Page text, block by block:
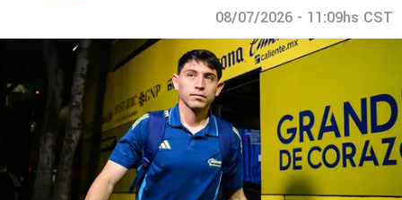
08/07/2026 - 11:09hs CST